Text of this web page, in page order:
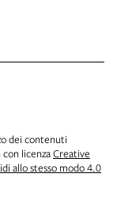
dei contenuti
licenzaCreative
allo stesso modo 4.0